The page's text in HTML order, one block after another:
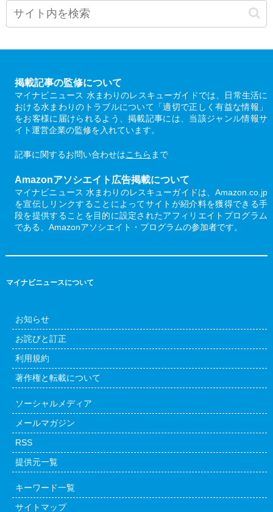
掲載記事の監修について
マイナビニュース 水まわりのレスキューガイドでは、日常生活に
おける水まわりのトラブルについて「適切で正しく有益な情報」
をお客様に届けられるよう、掲載記事には、当該ジャンル情報サ
イト運営企業の監修を入れています。
記事に関するお問い合わせはこちら まで
Amazonアソシエイト広告掲載について
マイナビニュース 水まわりのレスキューガイドは、Amazon.co.jp
を宣伝しリンクすることによってサイトが紹介料を獲得できる手
段を提供することを目的に設定されたアフィリエイトプログラム
である、Amazonアソシエイト・プログラムの参加者です。
マイナビニュースについて
お知らせ
お詫びと訂正
利用規約
著作権と転載について
ソーシャルメディア
メールマガジン
RSS
提供元一覧
キーワード一覧
サイトマップ